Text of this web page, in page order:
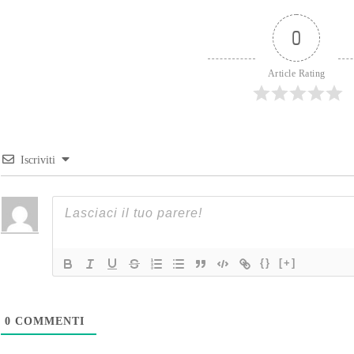
0
Article Rating
Iscriviti
{} [+]
0 COMMENTI